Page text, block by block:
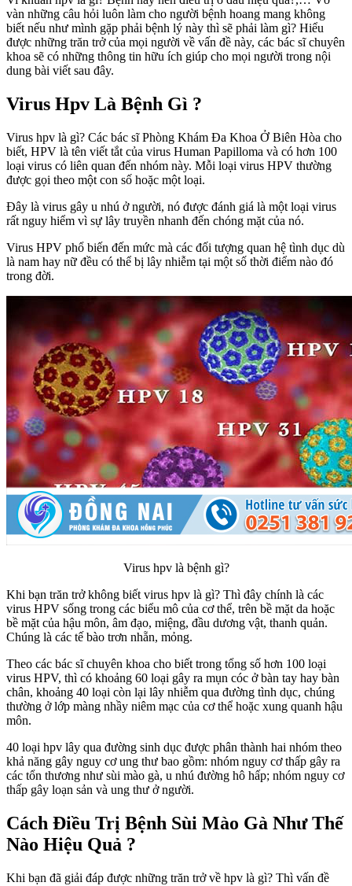
vàn những câu hỏi luôn làm cho người bệnh hoang mang không
biết nếu như mình gặp phải bệnh lý này thì sẽ phải làm gì? Hiểu
được những trăn trở của mọi người về vấn đề này, các bác sĩ chuyên
khoa sẽ có những thông tin hữu ích giúp cho mọi người trong nội
dung bài viết sau đây.
Virus Hpv Là Bệnh Gì ?
Virus hpv là gì? Các bác sĩ Phòng Khám Đa Khoa Ở Biên Hòa cho
biết, HPV là tên viết tắt của virus Human Papilloma và có hơn 100
loại virus có liên quan đến nhóm này. Mỗi loại virus HPV thường
được gọi theo một con số hoặc một loại.
Đây là virus gây u nhú ở người, nó được đánh giá là một loại virus
rất nguy hiểm vì sự lây truyền nhanh đến chóng mặt của nó.
Virus HPV phổ biến đến mức mà các đối tượng quan hệ tình dục dù
là nam hay nữ đều có thể bị lây nhiễm tại một số thời điểm nào đó
trong đời.
Virus hpv là bệnh gì?
Khi bạn trăn trở không biết virus hpv là gì? Thì đây chính là các
virus HPV sống trong các biểu mô của cơ thể, trên bề mặt da hoặc
bề mặt của hậu môn, âm đạo, miệng, đầu dương vật, thanh quản.
Chúng là các tế bào trơn nhẵn, mỏng.
Theo các bác sĩ chuyên khoa cho biết trong tổng số hơn 100 loại
virus HPV, thì có khoảng 60 loại gây ra mụn cóc ở bàn tay hay bàn
chân, khoảng 40 loại còn lại lây nhiễm qua đường tình dục, chúng
thường ở lớp màng nhầy niêm mạc của cơ thể hoặc xung quanh hậu
môn.
40 loại hpv lây qua đường sinh dục được phân thành hai nhóm theo
khả năng gây nguy cơ ung thư bao gồm: nhóm nguy cơ thấp gây ra
các tổn thương như sùi mào gà, u nhú đường hô hấp; nhóm nguy cơ
thấp gây loạn sản và ung thư ở người.
Cách Điều Trị Bệnh Sùi Mào Gà Như Thế
Nào Hiệu Quả ?
Khi bạn đã giải đáp được những trăn trở về hpv là gì? Thì vấn đề